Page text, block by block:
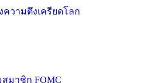
วามตึงเครียดโลก
มาชิก FOMC